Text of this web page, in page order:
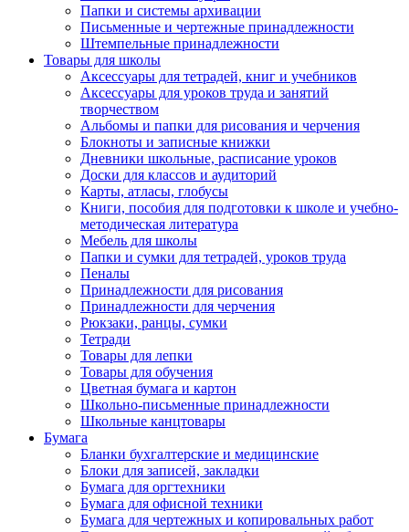
Папки и системы архивации
Письменные и чертежные принадлежности
Штемпельные принадлежности
Товары для школы
Аксессуары для тетрадей, книг и учебников
Аксессуары для уроков труда и занятий
творчеством
Альбомы и папки для рисования и черчения
Блокноты и записные книжки
Дневники школьные, расписание уроков
Доски для классов и аудиторий
Карты, атласы, глобусы
Книги, пособия для подготовки к школе и учебно-
методическая литература
Мебель для школы
Папки и сумки для тетрадей, уроков труда
Пеналы
Принадлежности для рисования
Принадлежности для черчения
Рюкзаки, ранцы, сумки
Тетради
Товары для лепки
Товары для обучения
Цветная бумага и картон
Школьно-письменные принадлежности
Школьные канцтовары
Бумага
Бланки бухгалтерские и медицинские
Блоки для записей, закладки
Бумага для оргтехники
Бумага для офисной техники
Бумага для чертежных и копировальных работ